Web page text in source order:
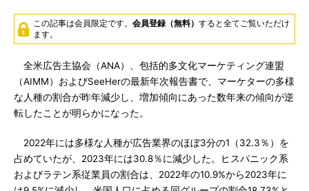
この記事は会員限定です。 会員登録（無料） すると全てご覧いただけ
ます。
全米広告主協会（ANA）、包括的多文化マーケティング連盟
（AIMM）およびSeeHerの最新年次報告書で、マーケターの多様
な人種の割合が昨年減少し、増加傾向にあった数年来の傾向が逆
転したことが明らかになった。
2022年には多様な人種が広告業界のほぼ3分の1（32.3％）を
占めていたが、2023年には30.8％に減少した。ヒスパニック系
およびラテン系従業員の割合は、2022年の10.9%から2023年に